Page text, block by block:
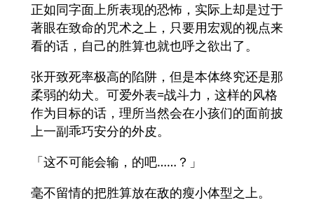
正如同字面上所表现的恐怖，实际上却是过于
著眼在致命的咒术之上，只要用宏观的视点来
看的话，自己的胜算也就也呼之欲出了。
张开致死率极高的陷阱，但是本体终究还是那
柔弱的幼犬。可爱外表=战斗力，这样的风格
作为目标的话，理所当然会在小孩们的面前披
上一副乖巧安分的外皮。
「这不可能会输，的吧……？」
毫不留情的把胜算放在敌的瘦小体型之上。